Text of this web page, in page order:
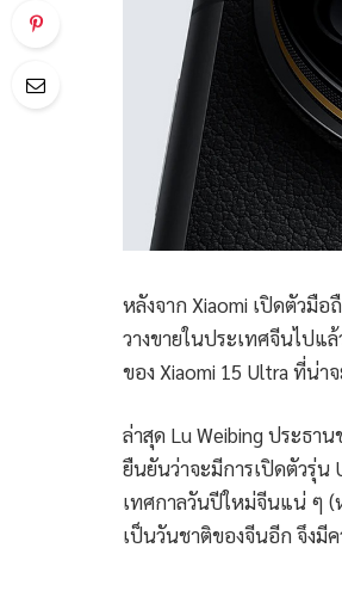
หลังจาก Xiaomi เปิดตัวมือ
วางขายในประเทศจีนไปแ
ของ Xiaomi 15 Ultra ที่น่
ล่าสุด Lu Weibing ประธา
ยืนยันว่าจะมีการเปิดตัวรุ่น
เทศกาลวันปีใหม่จีนแน่ ๆ
เป็นวันชาติของจีนอีก จึงมี